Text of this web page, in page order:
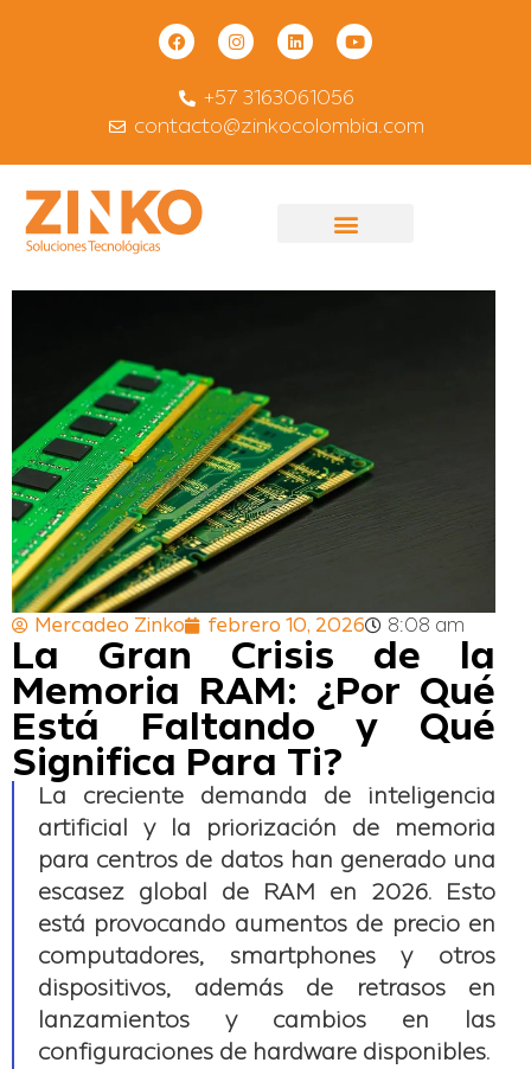
+57 3163061056
contacto@zinkocolombia.com
Mercadeo Zinko febrero 10, 2026 8:08 am
La Gran Crisis de la
Memoria RAM: ¿Por Qué
Está Faltando y Qué
Significa Para Ti?
La creciente demanda de inteligencia
artificial y la priorización de memoria
para centros de datos han generado una
escasez global de RAM en 2026. Esto
está provocando aumentos de precio en
computadores, smartphones y otros
dispositivos, además de retrasos en
lanzamientos y cambios en las
configuraciones de hardware disponibles.